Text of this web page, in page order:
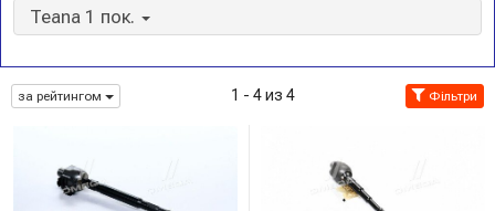
Teana 1 пок.
за рейтингом 1 - 4 из 4 Фільтри